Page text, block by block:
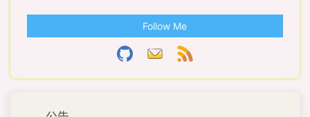
Follow Me